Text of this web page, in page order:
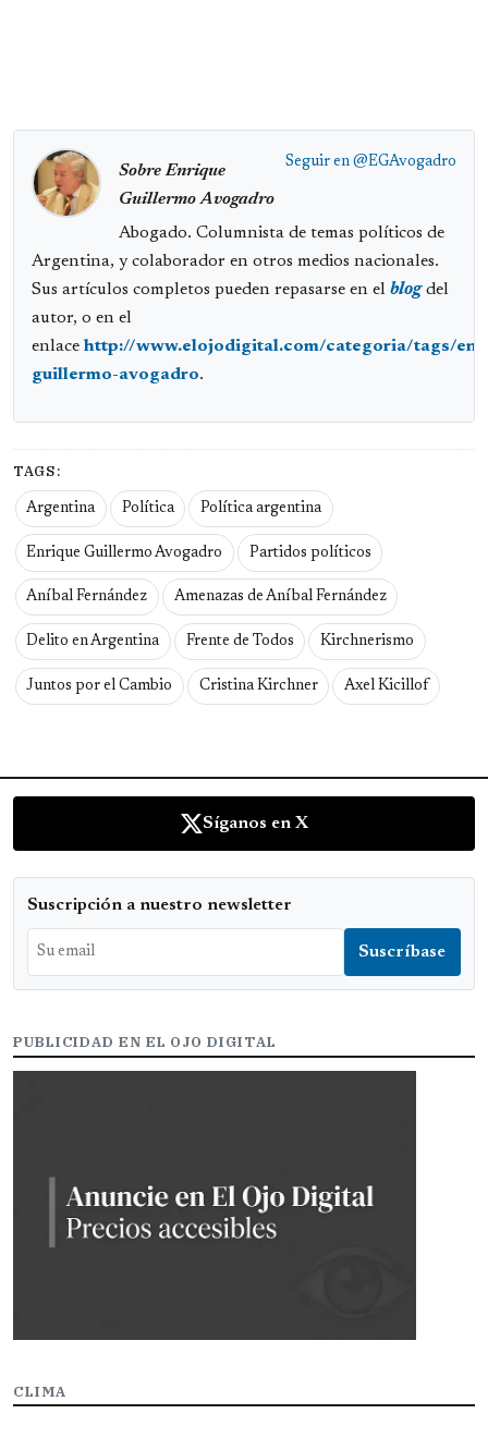
Seguir en @EGAvogadro
Sobre Enrique
Guillermo Avogadro
Abogado. Columnista de temas políticos de
Argentina, y colaborador en otros medios nacionales.
Sus artículos completos pueden repasarse en el blogdel
autor, o en el
enlace http://www.elojodigital.com/categoria/tags/
guillermo-avogadro.
TAGS:
Argentina Política Política argentina
Enrique Guillermo Avogadro Partidos políticos
Aníbal Fernández Amenazas de Aníbal Fernández
Delito en Argentina Frente de Todos Kirchnerismo
Juntos por el Cambio Cristina Kirchner Axel Kicillof
Síganos en X
Suscripción a nuestro newsletter
PUBLICIDAD EN EL OJO DIGITAL
CLIMA